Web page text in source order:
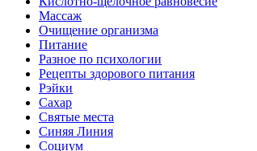
Массаж
Очищение организма
Питание
Разное по психологии
Рецепты здорового питания
Рэйки
Сахар
Святые места
Синяя Линия
Социум